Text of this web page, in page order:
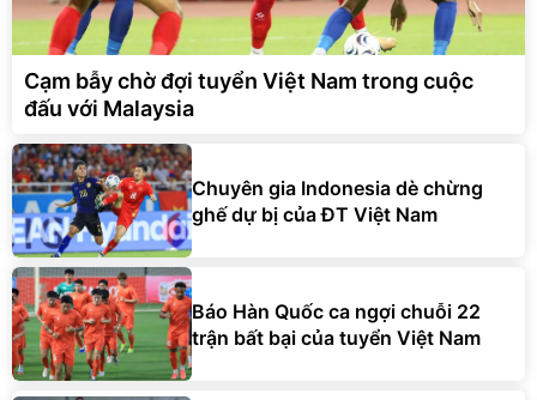
Cạm bẫy chờ đợi tuyển Việt Nam trong cuộc
đấu với Malaysia
Chuyên gia Indonesia dè chừng
ghế dự bị của ĐT Việt Nam
Báo Hàn Quốc ca ngợi chuỗi 22
trận bất bại của tuyển Việt Nam